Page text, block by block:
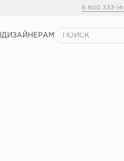
8 800 333-
ДИЗАЙНЕРАМ